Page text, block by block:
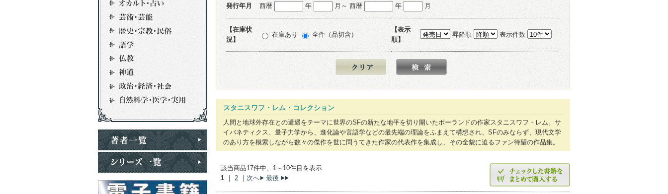
発行年月 西暦 年 月～ 西暦 年 月
【在庫状
況】
在庫あり 全件（品切含）
【表示
順】
昇降順 表示件数
スタニスワフ・レム・コレクション
人間と地球外存在との遭遇をテーマに世界のSFの新たな地平を切り開いたポーランドの作家スタニスワフ・レム。サ
イバネティクス、量子力学から、進化論や言語学などの最先端の理論をふまえて構想され、SFのみならず、現代文学
のあり方を模索しながら数々の傑作を世に問うてきた作家の代表作を集成し、その全貌に迫るファン待望の作品集。
該当商品17件中、1～10件目を表示
1 ｜ 2 ｜ 次へ 最後